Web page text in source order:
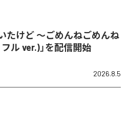
たけど ～ごめんねごめんね
ル ver.)」を配信開始
2026.8.5